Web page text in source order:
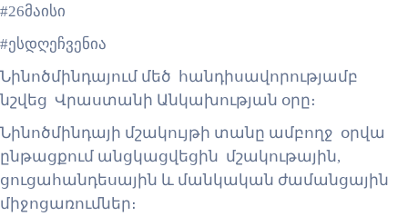
#26მაისი
#ესდღეჩვენია
Նինոծմինդայում մեծ հանդիսավորությամբ
նշվեց Վրաստանի Անկախության օրը։
Նինոծմինդայի մշակույթի տանը ամբողջ օրվա
ընթացքում անցկացվեցին մշակութային,
ցուցահանդեսային և մանկական ժամանցային
միջոցառումներ։